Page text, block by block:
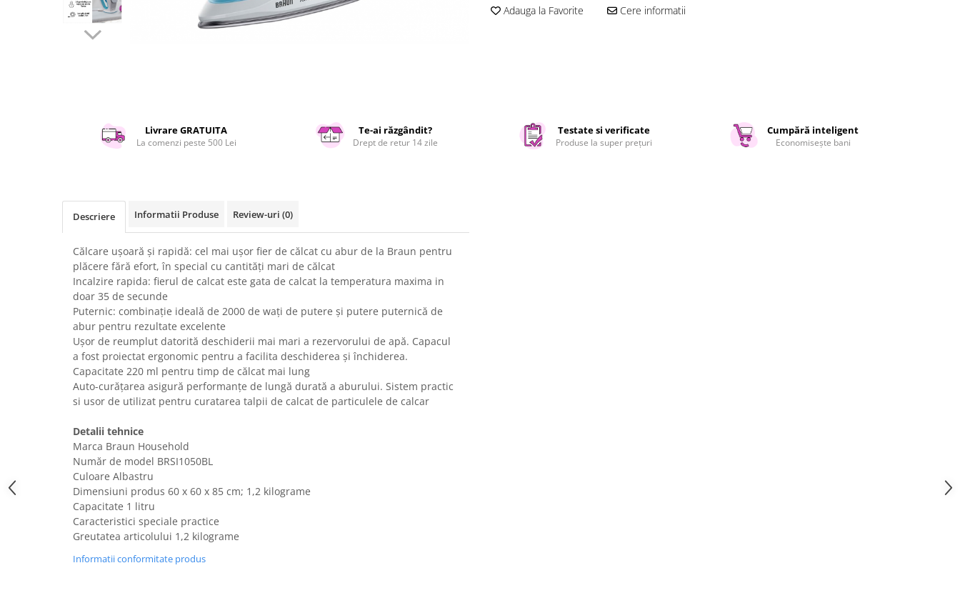
Iluminat & Electrice
Organizare si depozitare
Silicon, spume si solutii tehnice
Sisteme Incalzire
Textile si covoare
Uscatoare rufe
Utilaje si materiale de constructii
Laptop, Tablete & Telefoane
Accesorii tablete
Laptopuri si Accesorii
Telefoane Mobile & accesorii
Wearable & Gadgeturi
Electrocasnice & Climatizare
rufe si uscatoare
Accesorii si piese masini spalat
Aparate Frigorifice
Aparate Racire Aer
Aragaze si cuptoare cu microunde
Climatizare & sisteme de incalzire
Electrocasnice pentru Bucatarie
Adauga la Favorite Cere informatii
Livrare GRATUITA
La comenzi peste 500 Lei
Te-ai răzgândit?
Drept de retur 14 zile
Testate si verificate
Produse la super prețuri
Cumpără inteligent
Economisește bani
Descriere Informatii Produse Review-uri (0)
Călcare ușoară și rapidă: cel mai ușor fier de călcat cu abur de la Braun pentru
plăcere fără efort, în special cu cantități mari de călcat
Incalzire rapida: fierul de calcat este gata de calcat la temperatura maxima in
doar 35 de secunde
Puternic: combinație ideală de 2000 de wați de putere și putere puternică de
abur pentru rezultate excelente
Ușor de reumplut datorită deschiderii mai mari a rezervorului de apă. Capacul
a fost proiectat ergonomic pentru a facilita deschiderea și închiderea.
Capacitate 220 ml pentru timp de călcat mai lung
Auto-curățarea asigură performanțe de lungă durată a aburului. Sistem practic
si usor de utilizat pentru curatarea talpii de calcat de particulele de calcar
Detalii tehnice
Marca Braun Household
Număr de model BRSI1050BL
Culoare Albastru
Dimensiuni produs ‎60 x 60 x 85 cm; 1,2 kilograme
Capacitate 1 litru
Caracteristici speciale practice
Greutatea articolului 1,2 kilograme
Informatii conformitate produs